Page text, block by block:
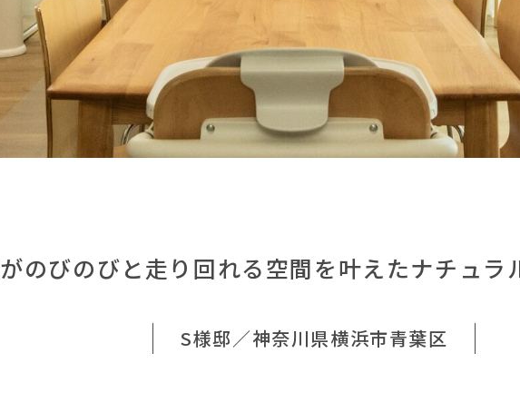
のびのびと走り回れる空間を叶えたナチュラ
S様邸／神奈川県横浜市青葉区